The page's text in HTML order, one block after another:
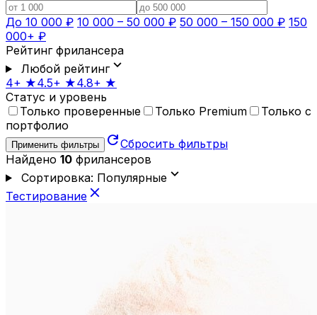
До 10 000 ₽ 10 000 – 50 000 ₽ 50 000 – 150 000 ₽ 150
000+ ₽
Рейтинг фрилансера
Любой рейтингexpand_more
4+ ★4.5+ ★4.8+ ★
Статус и уровень
Только проверенные
Только Premium
Только с
портфолио
Применить фильтры refreshСбросить фильтры
Найдено 10 фрилансеров
Сортировка: Популярныеexpand_more
Тестирование close